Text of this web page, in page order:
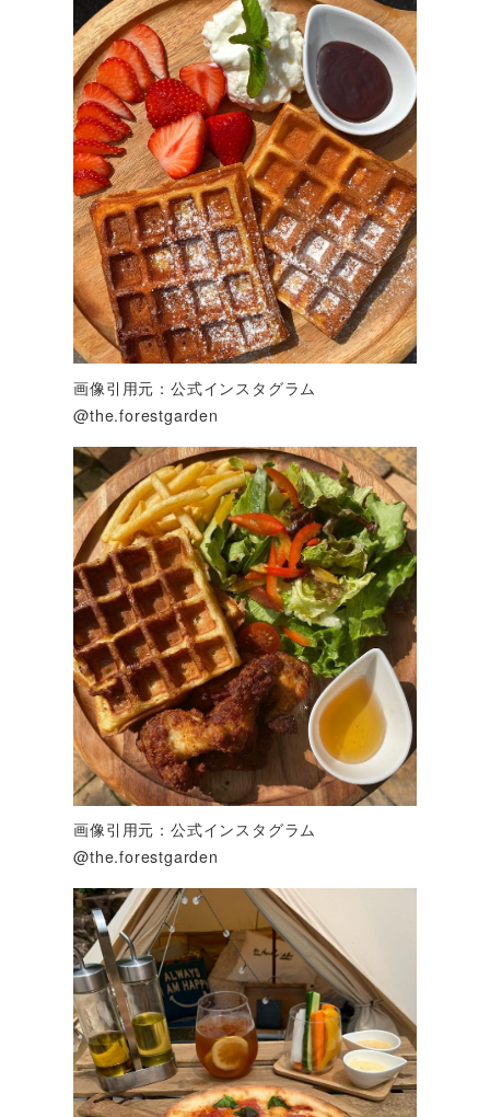
画像引用元：公式インスタグラム
@the.forestgarden
画像引用元：公式インスタグラム
@the.forestgarden